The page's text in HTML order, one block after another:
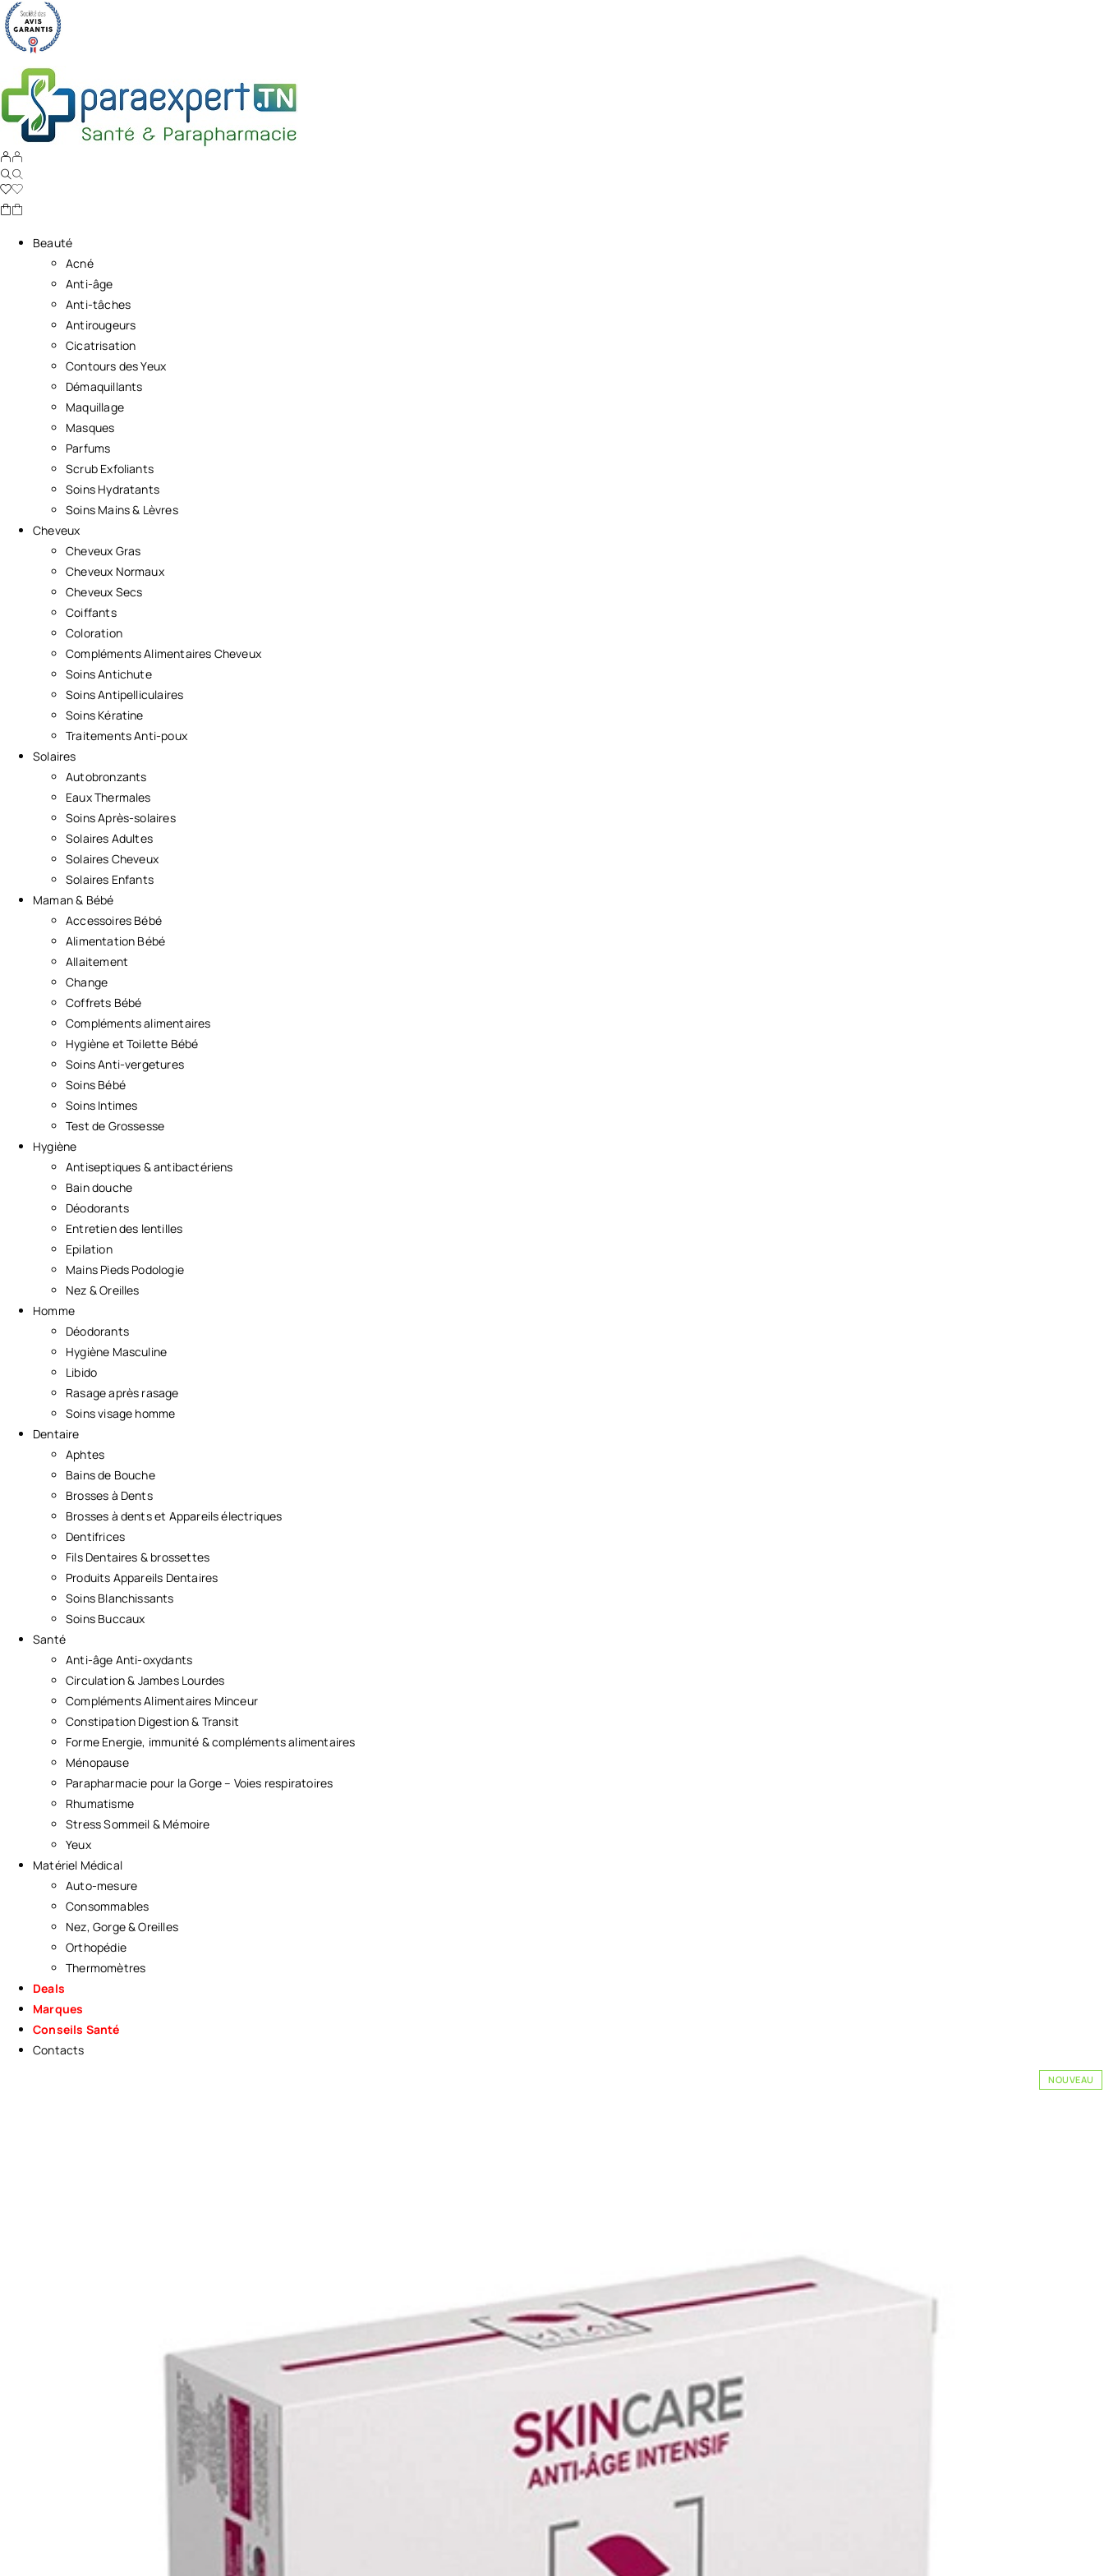
Beauté
Acné
Anti-âge
Anti-tâches
Antirougeurs
Cicatrisation
Contours des Yeux
Démaquillants
Maquillage
Masques
Parfums
Scrub Exfoliants
Soins Hydratants
Soins Mains & Lèvres
Cheveux
Cheveux Gras
Cheveux Normaux
Cheveux Secs
Coiffants
Coloration
Compléments Alimentaires Cheveux
Soins Antichute
Soins Antipelliculaires
Soins Kératine
Traitements Anti-poux
Solaires
Autobronzants
Eaux Thermales
Soins Après-solaires
Solaires Adultes
Solaires Cheveux
Solaires Enfants
Maman & Bébé
Accessoires Bébé
Alimentation Bébé
Allaitement
Change
Coffrets Bébé
Compléments alimentaires
Hygiène et Toilette Bébé
Soins Anti-vergetures
Soins Bébé
Soins Intimes
Test de Grossesse
Hygiène
Antiseptiques & antibactériens
Bain douche
Déodorants
Entretien des lentilles
Epilation
Mains Pieds Podologie
Nez & Oreilles
Homme
Déodorants
Hygiène Masculine
Libido
Rasage après rasage
Soins visage homme
Dentaire
Aphtes
Bains de Bouche
Brosses à Dents
Brosses à dents et Appareils électriques
Dentifrices
Fils Dentaires & brossettes
Produits Appareils Dentaires
Soins Blanchissants
Soins Buccaux
Santé
Anti-âge Anti-oxydants
Circulation & Jambes Lourdes
Compléments Alimentaires Minceur
Constipation Digestion & Transit
Forme Energie, immunité & compléments alimentaires
Ménopause
Parapharmacie pour la Gorge – Voies respiratoires
Rhumatisme
Stress Sommeil & Mémoire
Yeux
Matériel Médical
Auto-mesure
Consommables
Nez, Gorge & Oreilles
Orthopédie
Thermomètres
Deals
Marques
Conseils Santé
Contacts
NOUVEAU